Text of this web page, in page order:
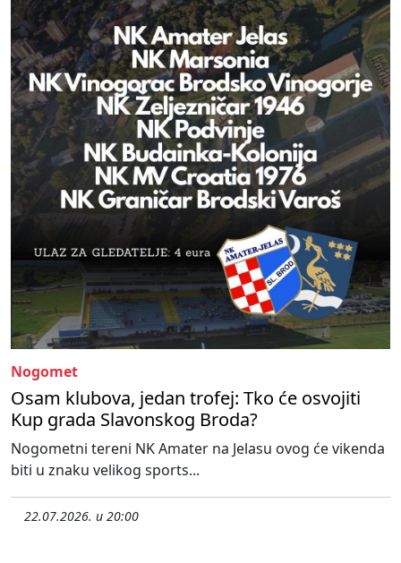
Nogomet
Osam klubova, jedan trofej: Tko će osvojiti
Kup grada Slavonskog Broda?
Nogometni tereni NK Amater na Jelasu ovog će vikenda
biti u znaku velikog sports...
22.07.2026. u 20:00